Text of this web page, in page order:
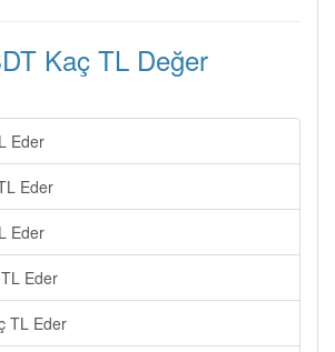
Kaç TL Değer
Eder
Eder
Eder
Eder
TL Eder